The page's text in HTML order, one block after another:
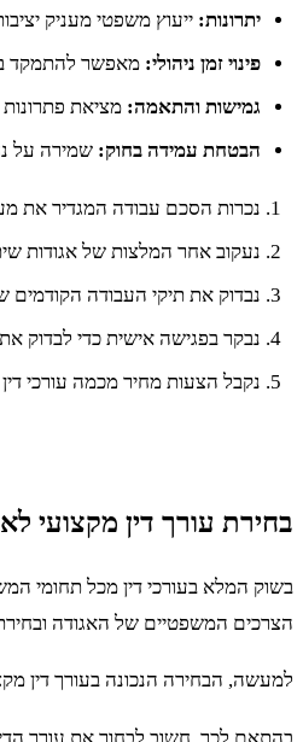
יתרונות: ייעוץ משפטי מעניק
פינוי זמן ניהולי: מאפשר להתמקד
גמישות והתאמה: מציאת
הבטחת עמידה בחוק: שמירה על
נכרות הסכם עבודה המגדיר את
נעקוב אחר המלצות של אגודות
נבדוק את תיקי העבודה הקודמים
נבקר בפגישה אישית כדי לבדוק
נקבל הצעות מחיר מכמה עורכי
בחירת עורך דין מקצועי
בשוק המלא בעורכי דין מכל תחומי
הצרכים המשפטיים של האגודה
למעשה, הבחירה הנכונה בעורך דין